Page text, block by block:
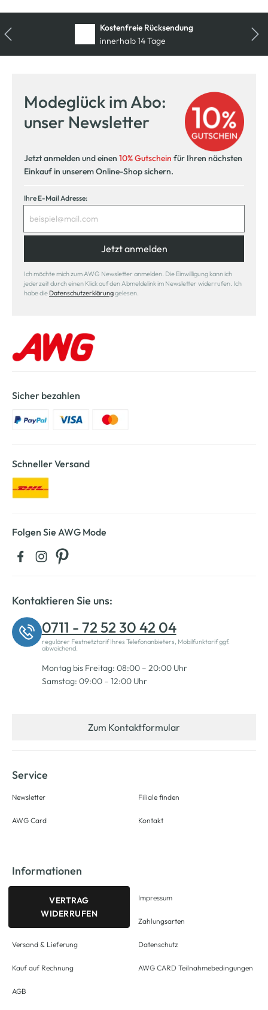
Kostenfreie Rücksendung
innerhalb 14 Tage
Modeglück im Abo:
unser Newsletter
Jetzt anmelden und einen 10% Gutschein für Ihren nächsten
Einkauf in unserem Online-Shop sichern.
Ihre E-Mail Adresse:
Jetzt anmelden
Ich möchte mich zum AWG Newsletter anmelden. Die Einwilligung kann ich
jederzeit durch einen Klick auf den Abmeldelink im Newsletter widerrufen. Ich
habe die Datenschutzerklärunggelesen.
Sicher bezahlen
Schneller Versand
Folgen Sie AWG Mode
Kontaktieren Sie uns:
0711 - 72 52 30 42 04
regulärer Festnetztarif Ihres Telefonanbieters, Mobilfunktarif ggf.
abweichend.
Montag bis Freitag: 08:00 – 20:00 Uhr
Samstag: 09:00 – 12:00 Uhr
Zum Kontaktformular
Service
Newsletter
AWG Card
Filiale finden
Kontakt
Informationen
VERTRAG
WIDERRUFEN
Versand & Lieferung
Kauf auf Rechnung
AGB
Impressum
Zahlungsarten
Datenschutz
AWG CARD Teilnahmebedingungen